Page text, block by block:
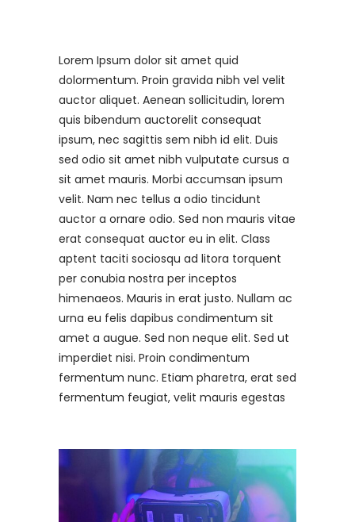
Lorem Ipsum dolor sit amet quid
dolormentum. Proin gravida nibh vel velit
auctor aliquet. Aenean sollicitudin, lorem
quis bibendum auctorelit consequat
ipsum, nec sagittis sem nibh id elit. Duis
sed odio sit amet nibh vulputate cursus a
sit amet mauris. Morbi accumsan ipsum
velit. Nam nec tellus a odio tincidunt
auctor a ornare odio. Sed non mauris vitae
erat consequat auctor eu in elit. Class
aptent taciti sociosqu ad litora torquent
per conubia nostra per inceptos
himenaeos. Mauris in erat justo. Nullam ac
urna eu felis dapibus condimentum sit
amet a augue. Sed non neque elit. Sed ut
imperdiet nisi. Proin condimentum
fermentum nunc. Etiam pharetra, erat sed
fermentum feugiat, velit mauris egestas